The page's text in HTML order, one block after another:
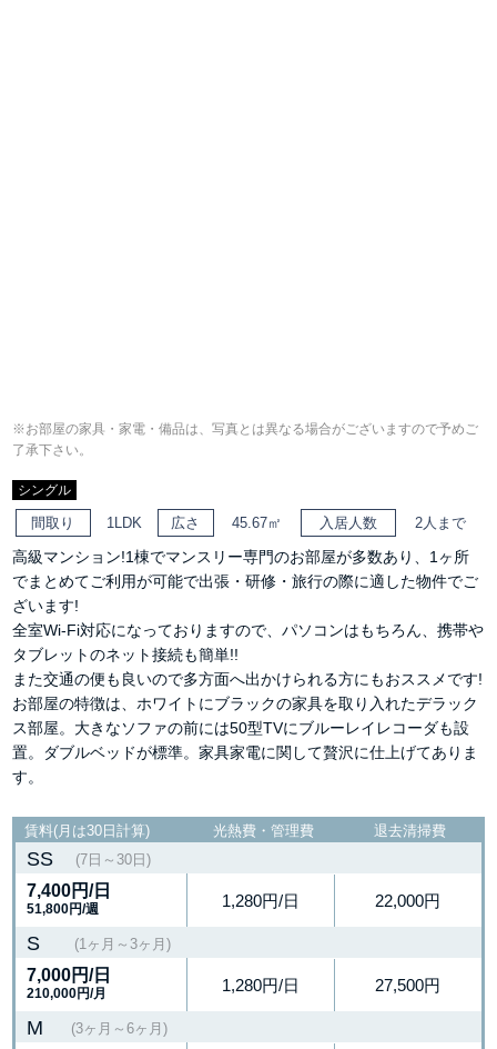
※お部屋の家具・家電・備品は、写真とは異なる場合がございますので予めご
了承下さい。
シングル
間取り 1LDK 広さ 45.67㎡ 入居人数 2人まで
高級マンション!1棟でマンスリー専門のお部屋が多数あり、1ヶ所
でまとめてご利用が可能で出張・研修・旅行の際に適した物件でご
ざいます!
全室Wi-Fi対応になっておりますので、パソコンはもちろん、携帯や
タブレットのネット接続も簡単!!
また交通の便も良いので多方面へ出かけられる方にもおススメです!
お部屋の特徴は、ホワイトにブラックの家具を取り入れたデラック
ス部屋。大きなソファの前には50型TVにブルーレイレコーダも設
置。ダブルベッドが標準。家具家電に関して贅沢に仕上げてありま
す。
賃料(月は30日計算) 光熱費・管理費 退去清掃費
SS (7日～30日)
7,400円/日
51,800円/週 1,280円/日 22,000円
S (1ヶ月～3ヶ月)
7,000円/日
210,000円/月 1,280円/日 27,500円
M (3ヶ月～6ヶ月)